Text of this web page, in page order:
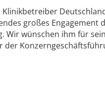
Klinikbetreiber
großes Engagement
Wir wünschen ihm für
der